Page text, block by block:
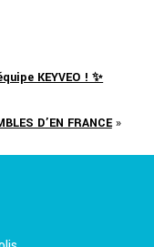
KEYVEO ! ✨
D’EN FRANCE»